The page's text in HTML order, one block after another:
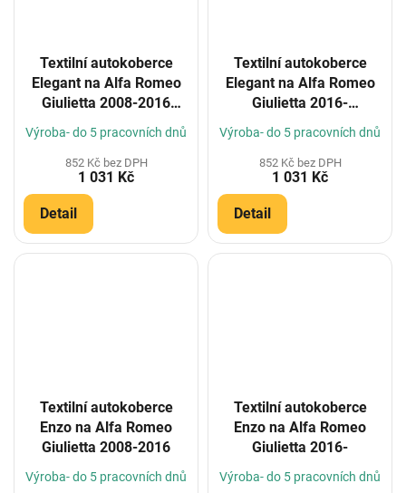
Textilní autokoberce
Elegant na Alfa Romeo
Giulietta 2008-2016
(Konfigurátor)
Výroba- do 5 pracovních dnů
852 Kč bez DPH
1 031 Kč
Detail
Textilní autokoberce
Elegant na Alfa Romeo
Giulietta 2016-
(Konfigurátor)
Výroba- do 5 pracovních dnů
852 Kč bez DPH
1 031 Kč
Detail
Textilní autokoberce
Enzo na Alfa Romeo
Giulietta 2008-2016
Výroba- do 5 pracovních dnů
Textilní autokoberce
Enzo na Alfa Romeo
Giulietta 2016-
Výroba- do 5 pracovních dnů